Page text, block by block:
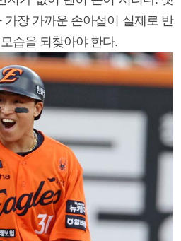
장 가까운 손아섭이 실제로 반
습을 되찾아야 한다.